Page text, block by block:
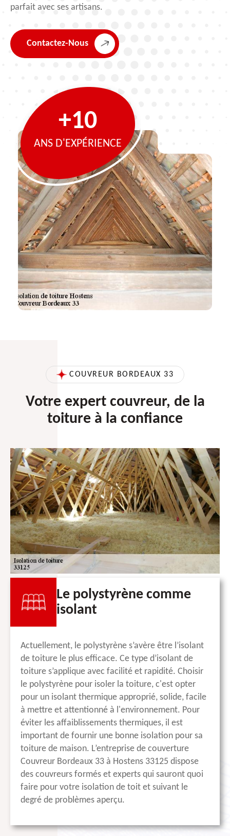
parfait avec ses artisans.
Contactez-Nous
+10
ANS D'EXPÉRIENCE
COUVREUR BORDEAUX 33
Votre expert couvreur, de la
toiture à la confiance
Le polystyrène comme
isolant
Actuellement, le polystyrène s’avère être l’isolant
de toiture le plus efficace. Ce type d’isolant de
toiture s’applique avec facilité et rapidité. Choisir
le polystyrène pour isoler la toiture, c'est opter
pour un isolant thermique approprié, solide, facile
à mettre et attentionné à l'environnement. Pour
éviter les affaiblissements thermiques, il est
important de fournir une bonne isolation pour sa
toiture de maison. L’entreprise de couverture
Couvreur Bordeaux 33 à Hostens 33125 dispose
des couvreurs formés et experts qui sauront quoi
faire pour votre isolation de toit et suivant le
degré de problèmes aperçu.